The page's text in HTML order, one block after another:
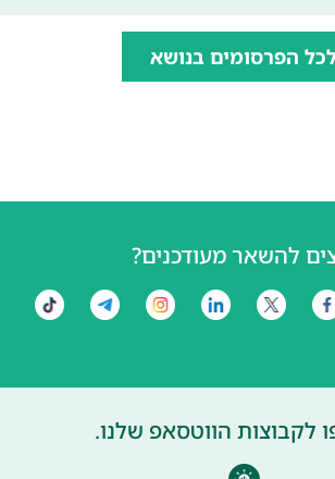
הפרסומים בנושא
להשאר מעודכנים?
לקבוצות הווטסאפ שלנו.